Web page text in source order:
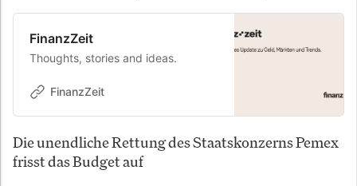
FinanzZeit
Thoughts, stories and ideas.
FinanzZeit
Die unendliche Rettung des Staatskonzerns Pemex
frisst das Budget auf